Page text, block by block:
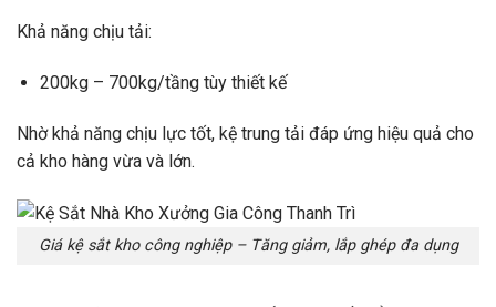
Khả năng chịu tải:
200kg – 700kg/tầng tùy thiết kế
Nhờ khả năng chịu lực tốt, kệ trung tải đáp ứng hiệu quả cho
cả kho hàng vừa và lớn.
Giá kệ sắt kho công nghiệp – Tăng giảm, lắp ghép đa dụng